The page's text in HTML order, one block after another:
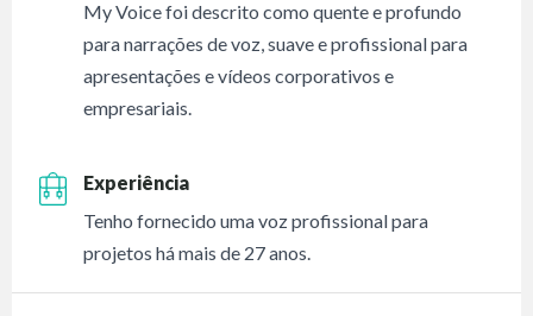
My Voice foi descrito como quente e profundo
para narrações de voz, suave e profissional para
apresentações e vídeos corporativos e
empresariais.
Experiência
Tenho fornecido uma voz profissional para
projetos há mais de 27 anos.